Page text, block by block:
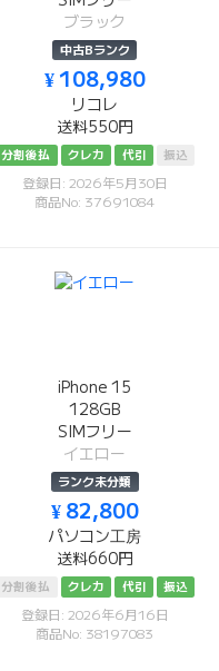
ブラック
中古Bランク
¥ 108,980
リコレ
送料550円
分割後払 クレカ 代引 振込
登録日: 2026年5月30日
商品No: 37691084
iPhone 15
128GB
SIMフリー
イエロー
ランク未分類
¥ 82,800
パソコン工房
送料660円
分割後払 クレカ 代引 振込
登録日: 2026年6月16日
商品No: 38197083